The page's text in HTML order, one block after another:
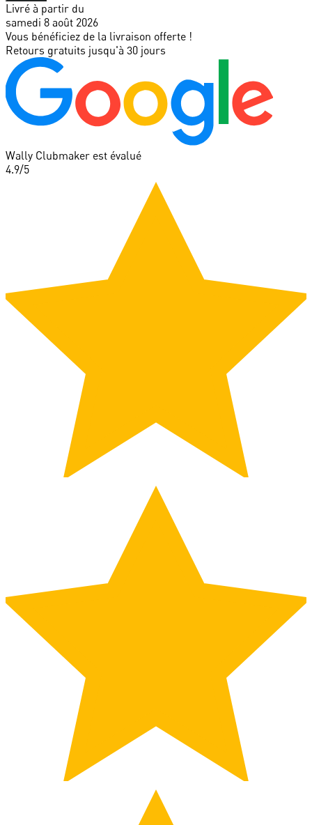
Livré à partir du
samedi 8 août 2026
Vous bénéficiez de la livraison offerte !
Retours gratuits jusqu'à 30 jours
Wally Clubmaker est évalué
4.9/5